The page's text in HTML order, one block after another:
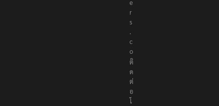
e
r
s
.
c
o
ติ
ด
ต่
อ
โ